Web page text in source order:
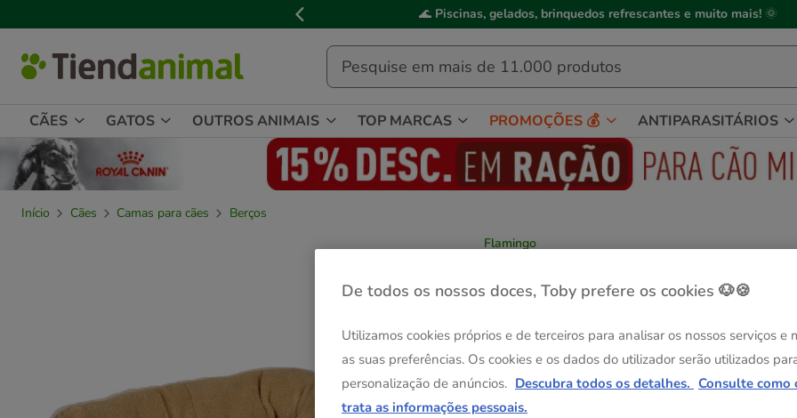
de
mensagem,
Click&Collect: compre online, recolha em2h, mediante disponibilidade de
CÃES GATOS OUTROS ANIMAIS TOP MARCAS PROMOÇÕES 💰 ANTIPARASITÁRIOS
Início Cães Camas para cães
Berços
Flamingo
cama alcofa para cães
Ver descrição
Tamanho:52 x 46 x 15 cm Guia de
52 x 46 x 15 cm
Até - 8€!
29.99€
De todos os nossos doces, Toby prefere os cookies 🐶🍪
Utilizamos cookies próprios e de terceiros para analisar os nossos serviços e
as suas preferências. Os cookies e os dados do utilizador serão utilizados
personalização de anúncios. Descubra todos os detalhes. Consulte como
trata as informações pessoais.